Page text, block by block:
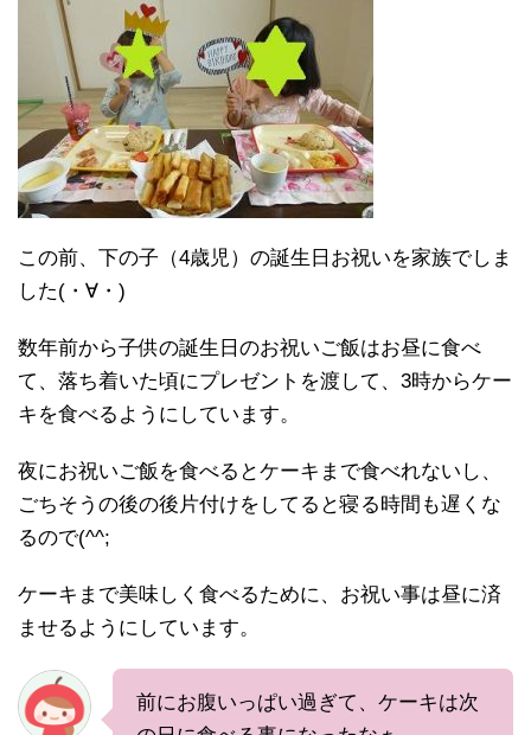
この前、下の子（4歳児）の誕生日お祝いを家族でしま
した(・∀・)
数年前から子供の誕生日のお祝いご飯はお昼に食べ
て、落ち着いた頃にプレゼントを渡して、3時からケー
キを食べるようにしています。
夜にお祝いご飯を食べるとケーキまで食べれないし、
ごちそうの後の後片付けをしてると寝る時間も遅くな
るので(^^;
ケーキまで美味しく食べるために、お祝い事は昼に済
ませるようにしています。
前にお腹いっぱい過ぎて、ケーキは次